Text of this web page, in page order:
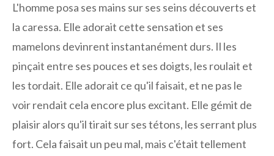
L'homme posa ses mains sur ses seins découverts et
la caressa. Elle adorait cette sensation et ses
mamelons devinrent instantanément durs. Il les
pinçait entre ses pouces et ses doigts, les roulait et
les tordait. Elle adorait ce qu'il faisait, et ne pas le
voir rendait cela encore plus excitant. Elle gémit de
plaisir alors qu'il tirait sur ses tétons, les serrant plus
fort. Cela faisait un peu mal, mais c'était tellement